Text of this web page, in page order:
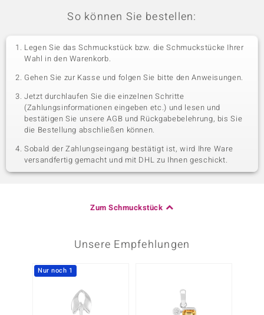
So können Sie bestellen:
Legen Sie das Schmuckstück bzw. die Schmuckstücke Ihrer
Wahl in den Warenkorb.
Gehen Sie zur Kasse und folgen Sie bitte den Anweisungen.
Jetzt durchlaufen Sie die einzelnen Schritte
(Zahlungsinformationen eingeben etc.) und lesen und
bestätigen Sie unsere AGB und Rückgabebelehrung, bis Sie
die Bestellung abschließen können.
Sobald der Zahlungseingang bestätigt ist, wird Ihre Ware
versandfertig gemacht und mit DHL zu Ihnen geschickt.
Zum Schmuckstück
Unsere Empfehlungen
Nur noch 1